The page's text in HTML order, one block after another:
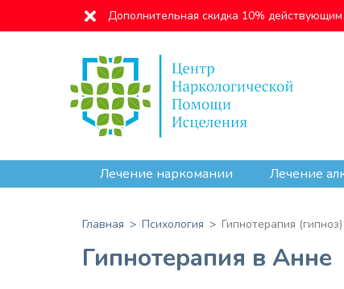
Дополнительная скидка 10%
Лечение наркомании Лечение
Главная Психология Гипнотерапия (гипноз)
Гипнотерапия в Анне